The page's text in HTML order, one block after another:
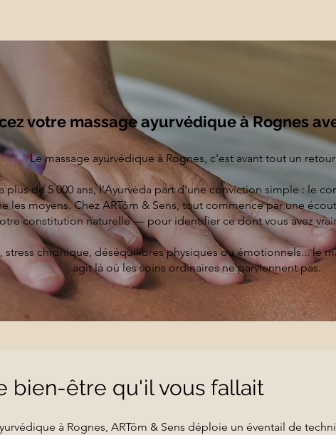
votre massage ayurvédique à Rognes
Le massage ayurvédique à Rognes, c'est avant tout un
plus de 5 000 ans, l'Ayurvéda part d'une conviction simple : le
les moyens. Chez ARTôm & Sens, tout commence par une
constitution naturelle — pour identifier ce dont vous avez
chronique, déséquilibres physiques ou émotionnels... le
agit là où les soins ordinaires ne parviennent pas.
bien-être qu'il vous fallait
à Rognes, ARTôm & Sens déploie un éventail de